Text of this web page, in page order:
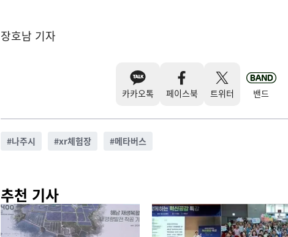
장호남 기자
카카오톡 페이스북 트위터 밴드
#나주시 #xr체험장 #메타버스
추천 기사